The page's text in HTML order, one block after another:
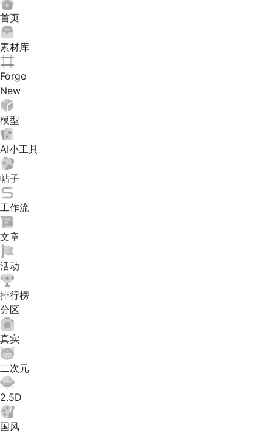
首页
素材库
Forge
New
模型
AI小工具
帖子
工作流
文章
活动
排行榜
分区
真实
二次元
2.5D
国风